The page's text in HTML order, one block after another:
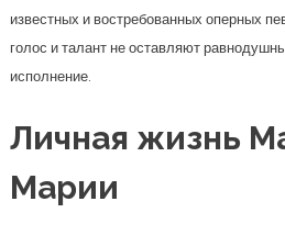
известных и востребованных оперных
голос и талант не оставляют
исполнение.
Личная жизнь
Марии